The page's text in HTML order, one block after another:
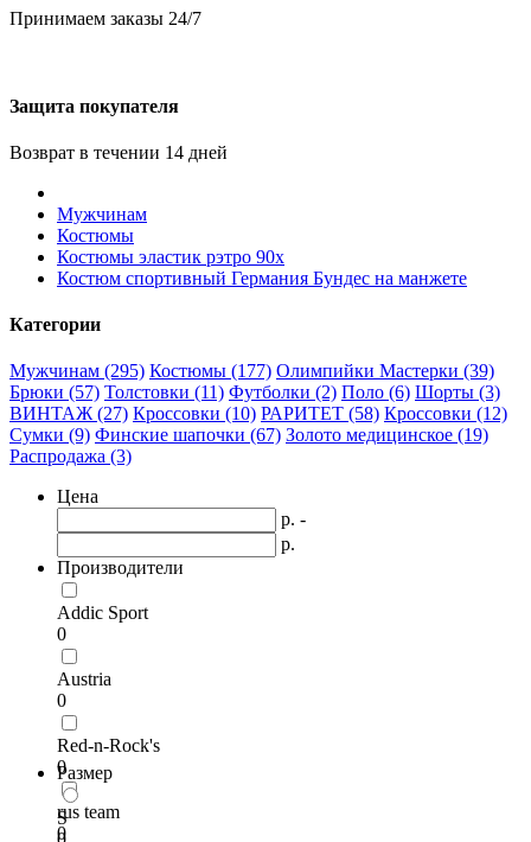
Принимаем заказы 24/7
Защита покупателя
Возврат в течении 14 дней
Мужчинам
Костюмы
Костюмы эластик рэтро 90х
Костюм спортивный Германия Бундес на манжете
Категории
Мужчинам (295) Костюмы (177) Олимпийки Мастерки (39)
Брюки (57) Толстовки (11) Футболки (2) Поло (6) Шорты (3)
ВИНТАЖ (27) Кроссовки (10) РАРИТЕТ (58) Кроссовки (12)
Сумки (9) Финские шапочки (67) Золото медицинское (19)
Распродажа (3)
Цена
р. -
р.
Производители
Addic Sport
0
Austria
0
Red-n-Rock's
0
rus team
0
Размер
S